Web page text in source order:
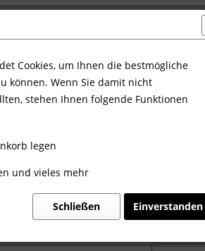
Sofort
Breite:
Cookies, um Ihnen die bestmögliche
können. Wenn Sie damit nicht
stehen Ihnen folgende Funktionen
legen
und vieles mehr
Einverstanden
Schließen